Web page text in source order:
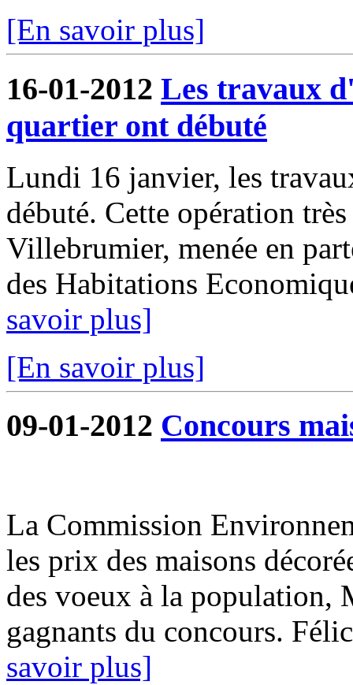
[En savoir plus]
16-01-2012 Les travaux
quartier ont débuté
Lundi 16 janvier, les
débuté. Cette opération
Villebrumier, menée en
des Habitations
savoir plus]
[En savoir plus]
09-01-2012 Concours
La Commission
les prix des maisons
des voeux à la population,
gagnants du concours.
savoir plus]